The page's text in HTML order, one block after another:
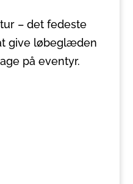
– det fedeste
give løbeglæden
på eventyr.